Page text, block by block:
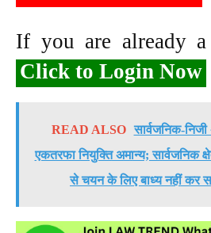
If you are already
Click to Login Now
READ ALSO सार्वजनिक-
एकतरफा नियुक्ति अमान्य;
से चयन के लिए बाध्य नहीं कर